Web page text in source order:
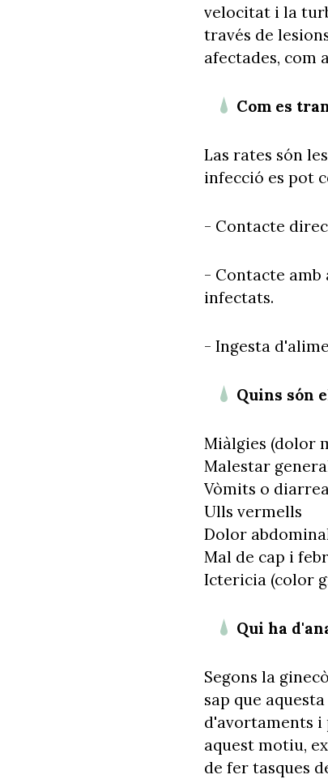
velocitat i la
través de
afectades, com
Com es
Las rates són
infecció es pot
- Contacte
- Contacte amb
infectats.
- Ingesta
Quins són
Miàlgies (dolor
Malestar
Vòmits o diarrea
Ulls vermells
Dolor
Mal de cap i
Ictericia (color
Qui ha
Segons la
sap que
d'avortaments i
aquest motiu,
de fer tasques